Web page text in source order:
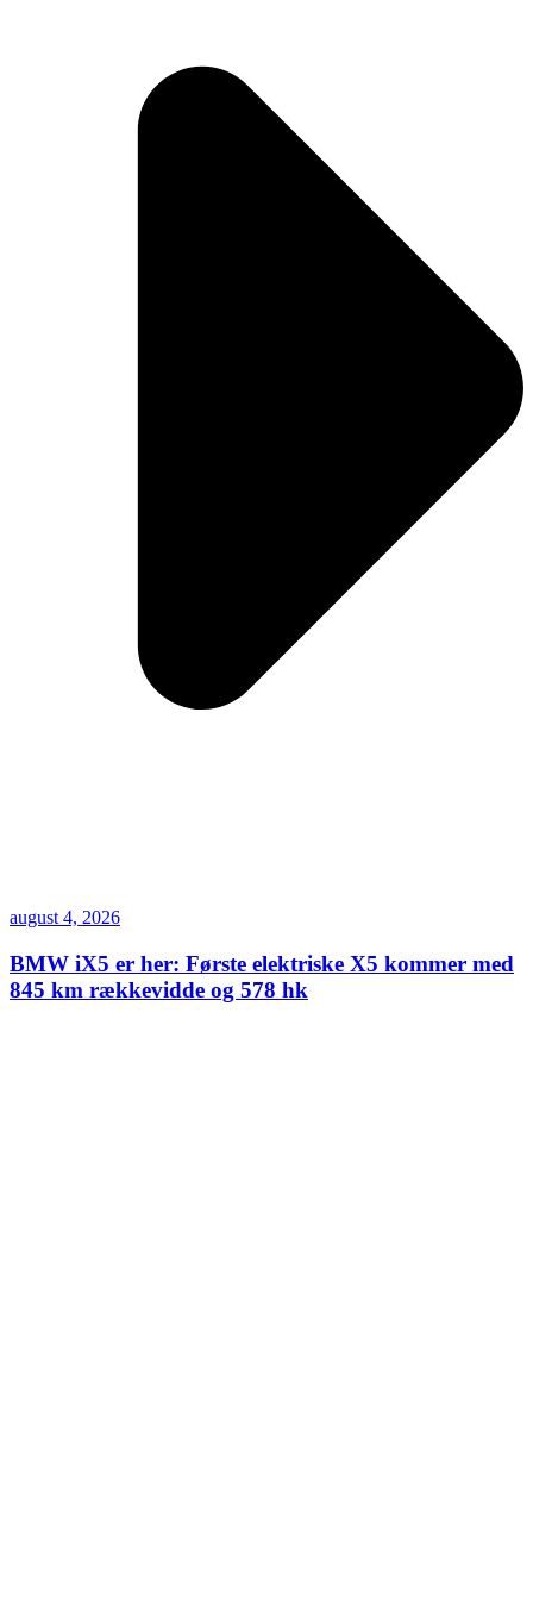
august 4, 2026
BMW iX5 er her: Første elektriske X5 kommer med
845 km rækkevidde og 578 hk